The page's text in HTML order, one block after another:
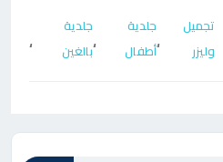
تجميل
وليزر
،
جلدية
أطفال
،
جلدية
بالغين
،